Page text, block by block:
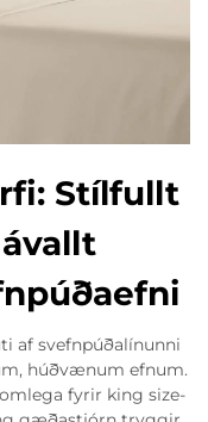
Stílfullt
af svefnpúðalínunni
húðvænum efnum.
fyrir king size-